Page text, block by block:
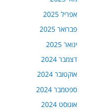
אפריל 2025
פברואר 2025
ינואר 2025
דצמבר 2024
אוקטובר 2024
ספטמבר 2024
אוגוסט 2024